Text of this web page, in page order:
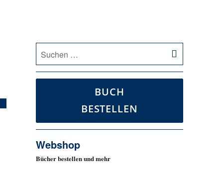
nach:
BUCH
BESTELLEN
Webshop
Bücher bestellen und mehr